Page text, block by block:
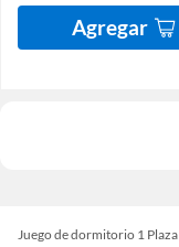
Agregar
Juego de dormitorio 1 Plaza